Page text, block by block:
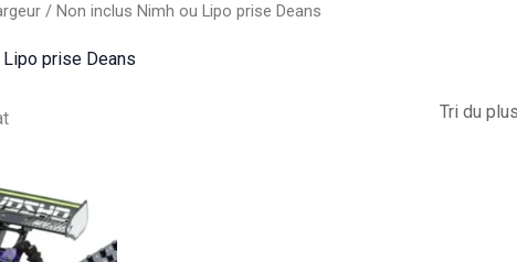
/ Non inclus Nimh ou Lipo prise Deans
prise Deans